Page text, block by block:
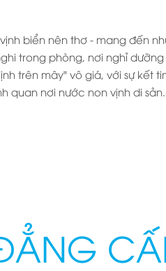
biển nên thơ - mang đến
trong phòng, nơi nghỉ
trên mây" vô giá, với sự kết
quan nơi nước non vịnh di sản.